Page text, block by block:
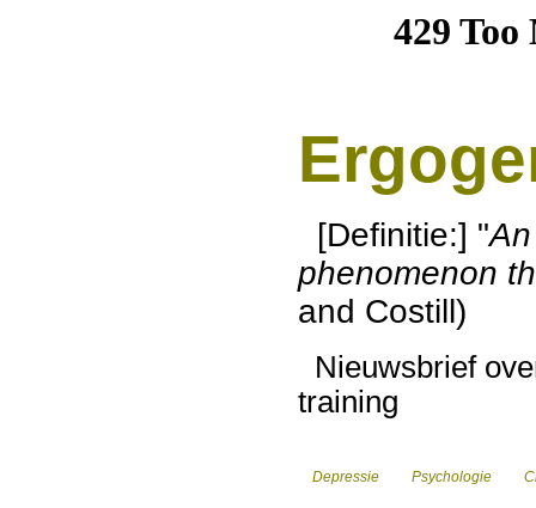
[Definitie:] "
phenomenon
and Costill)
Nieuwsbrief
training
Depressie Psychologie